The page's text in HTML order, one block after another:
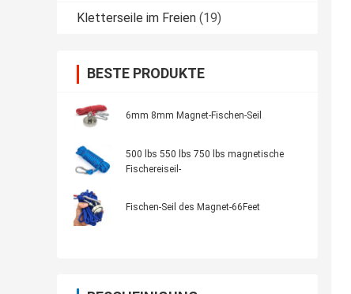
Kletterseile im Freien (19)
BESTE PRODUKTE
6mm 8mm Magnet-Fischen-Seil
500 lbs 550 lbs 750 lbs magnetische
Fischereiseil-
Fischen-Seil des Magnet-66Feet